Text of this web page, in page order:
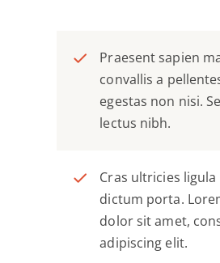
Praesent sapien
convallis a
egestas non nisi.
lectus nibh.
Cras ultricies ligula
dictum porta.
dolor sit amet,
adipiscing elit.